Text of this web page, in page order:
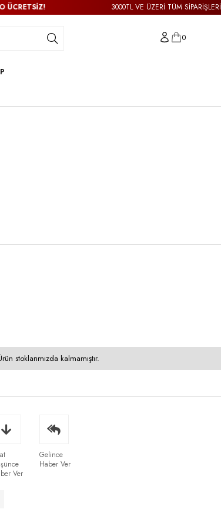
3000TL VE ÜZERİ TÜM SİPARİŞLERİNİZDE
0
stoklarımızda kalmamıştır.
Ver
Gelince
Haber Ver